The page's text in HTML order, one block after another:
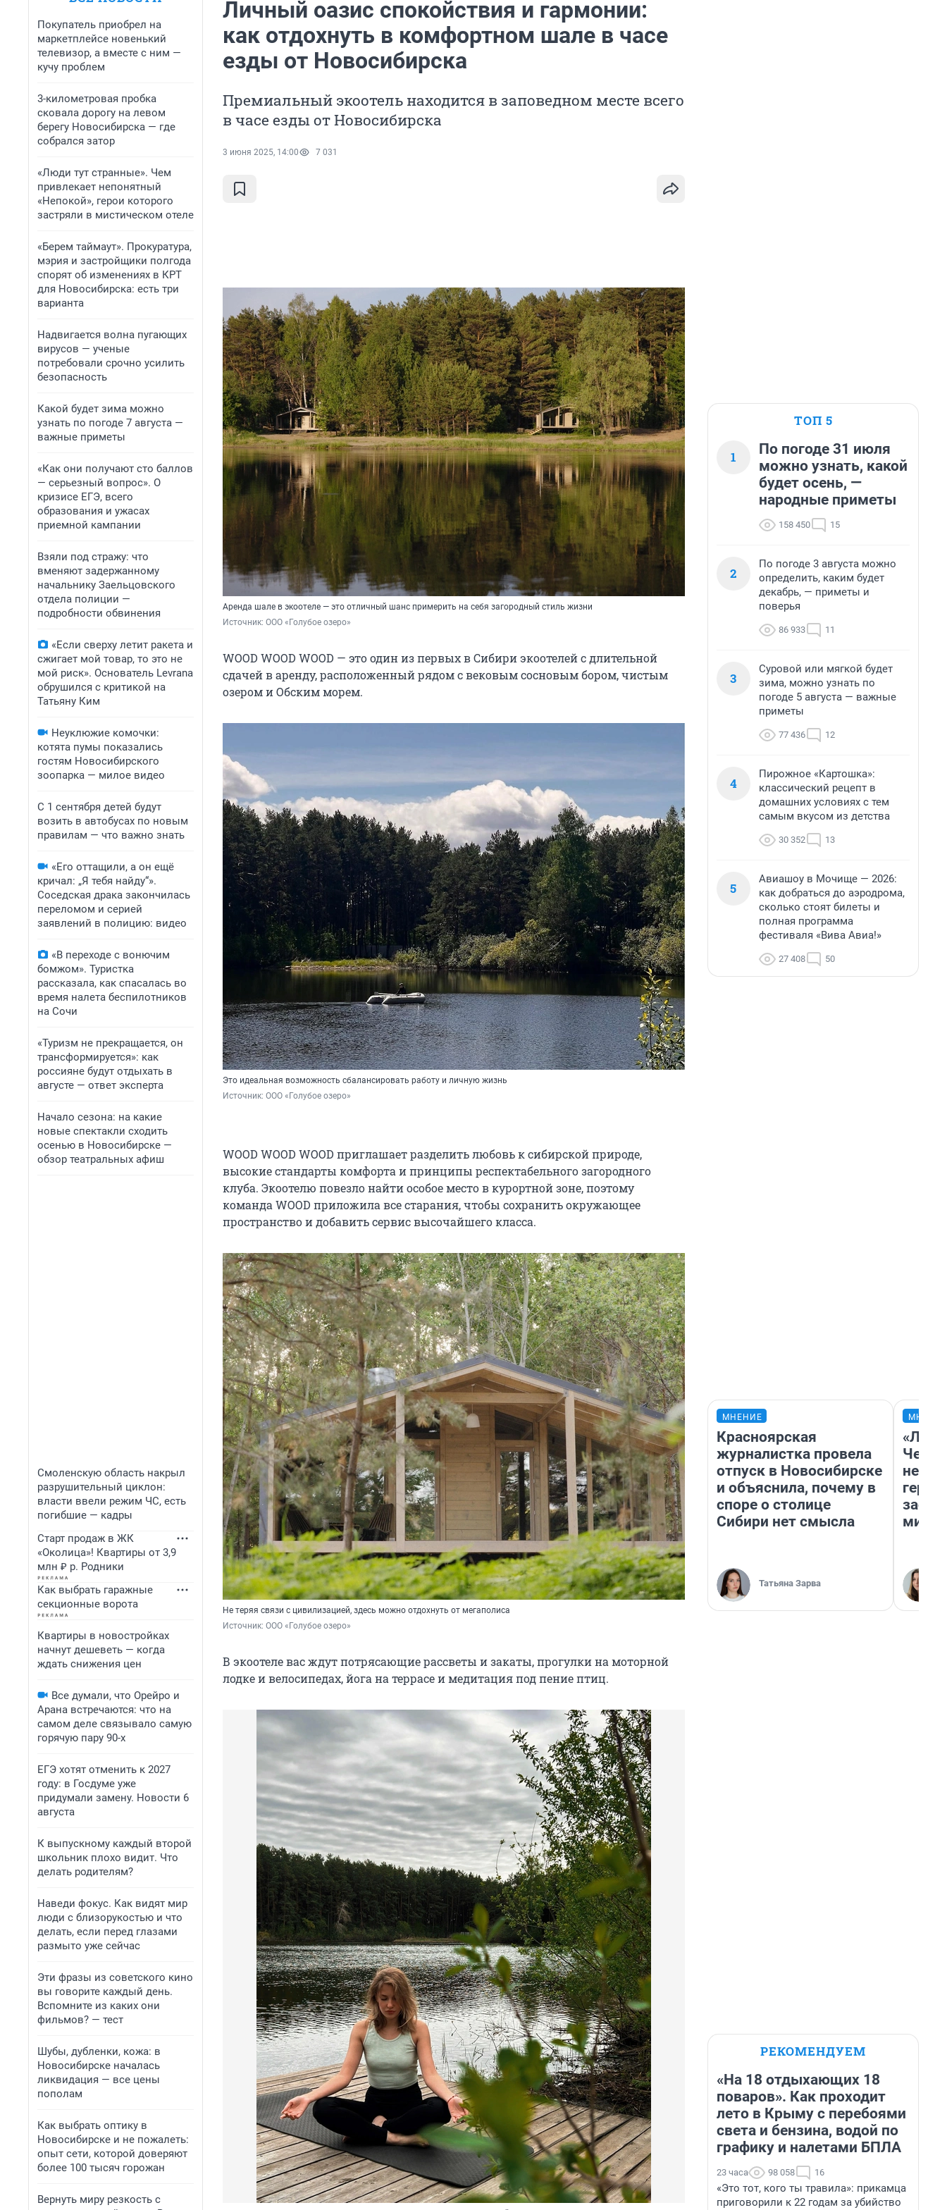
Покупатель приобрел на
маркетплейсе новенький
телевизор, а вместе с ним —
кучу проблем
3-километровая пробка
сковала дорогу на левом
берегу Новосибирска — где
собрался затор
«Люди тут странные». Чем
привлекает непонятный
«Непокой», герои которого
застряли в мистическом отеле
«Берем таймаут». Прокуратура,
мэрия и застройщики полгода
спорят об изменениях в КРТ
для Новосибирска: есть три
варианта
Надвигается волна пугающих
вирусов — ученые
потребовали срочно усилить
безопасность
Какой будет зима можно
узнать по погоде 7 августа —
важные приметы
«Как они получают сто баллов
— серьезный вопрос». О
кризисе ЕГЭ, всего
образования и ужасах
приемной кампании
Взяли под стражу: что
вменяют задержанному
начальнику Заельцовского
отдела полиции —
подробности обвинения
«Если сверху летит ракета и
сжигает мой товар, то это не
мой риск». Основатель Levrana
обрушился с критикой на
Татьяну Ким
Неуклюжие комочки:
котята пумы показались
гостям Новосибирского
зоопарка — милое видео
С 1 сентября детей будут
возить в автобусах по новым
правилам — что важно знать
«Его оттащили, а он ещё
кричал: „Я тебя найду“».
Соседская драка закончилась
переломом и серией
заявлений в полицию: видео
«В переходе с вонючим
бомжом». Туристка
рассказала, как спасалась во
время налета беспилотников
на Сочи
«Туризм не прекращается, он
трансформируется»: как
россияне будут отдыхать в
августе — ответ эксперта
Начало сезона: на какие
новые спектакли сходить
осенью в Новосибирске —
обзор театральных афиш
Смоленскую область накрыл
разрушительный циклон:
власти ввели режим ЧС, есть
погибшие — кадры
Старт продаж в ЖК
«Околица»! Квартиры от 3,9
млн ₽ р. Родники
Как выбрать гаражные
секционные ворота
Квартиры в новостройках
начнут дешеветь — когда
ждать снижения цен
Все думали, что Орейро и
Арана встречаются: что на
самом деле связывало самую
горячую пару 90-х
ЕГЭ хотят отменить к 2027
году: в Госдуме уже
придумали замену. Новости 6
августа
К выпускному каждый второй
школьник плохо видит. Что
делать родителям?
Наведи фокус. Как видят мир
люди с близорукостью и что
делать, если перед глазами
размыто уже сейчас
Эти фразы из советского кино
вы говорите каждый день.
Вспомните из каких они
фильмов? — тест
Шубы, дубленки, кожа: в
Новосибирске началась
ликвидация — все цены
пополам
Как выбрать оптику в
Новосибирске и не пожалеть:
опыт сети, которой доверяют
более 100 тысяч горожан
Вернуть миру резкость с
Личный оазис спокойствия и гармонии:
как отдохнуть в комфортном шале в часе
езды от Новосибирска
Премиальный экоотель находится в заповедном месте всего
в часе езды от Новосибирска
3 июня 2025, 14:00 7 031
Аренда шале в экоотеле — это отличный шанс примерить на себя загородный стиль жизни
Источник: ООО «Голубое озеро»
WOOD WOOD WOOD — это один из первых в Сибири экоотелей с длительной
сдачей в аренду, расположенный рядом с вековым сосновым бором, чистым
озером и Обским морем.
Это идеальная возможность сбалансировать работу и личную жизнь
Источник: ООО «Голубое озеро»
WOOD WOOD WOOD приглашает разделить любовь к сибирской природе,
высокие стандарты комфорта и принципы респектабельного загородного
клуба. Экоотелю повезло найти особое место в курортной зоне, поэтому
команда WOOD приложила все старания, чтобы сохранить окружающее
пространство и добавить сервис высочайшего класса.
Не теряя связи с цивилизацией, здесь можно отдохнуть от мегаполиса
Источник: ООО «Голубое озеро»
В экоотеле вас ждут потрясающие рассветы и закаты, прогулки на моторной
лодке и велосипедах, йога на террасе и медитация под пение птиц.
ТОП 5
1
По погоде 31 июля
можно узнать, какой
будет осень, —
народные приметы
158 450 15
2
По погоде 3 августа можно
определить, каким будет
декабрь, — приметы и
поверья
86 933 11
3
Суровой или мягкой будет
зима, можно узнать по
погоде 5 августа — важные
приметы
77 436 12
4
Пирожное «Картошка»:
классический рецепт в
домашних условиях с тем
самым вкусом из детства
30 352 13
5
Авиашоу в Мочище — 2026:
как добраться до аэродрома,
сколько стоят билеты и
полная программа
фестиваля «Вива Авиа!»
27 408 50
МНЕНИЕ
Красноярская
журналистка провела
отпуск в Новосибирске
и объяснила, почему в
споре о столице
Сибири нет смысла
Татьяна Зарва
Чем
герои
РЕКОМЕНДУЕМ
«На 18 отдыхающих 18
поваров». Как проходит
лето в Крыму с перебоями
света и бензина, водой по
графику и налетами БПЛА
23 часа 98 058 16
«Это тот, кого ты травила»: прикамца
приговорили к 22 годам за убийство